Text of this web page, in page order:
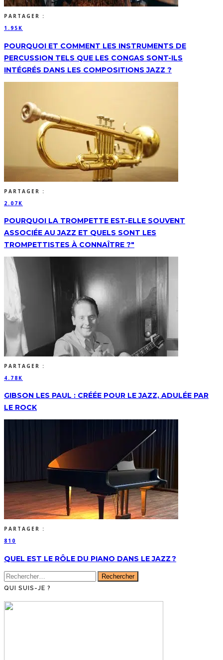
PARTAGER :
1.95K
POURQUOI ET COMMENT LES INSTRUMENTS DE
PERCUSSION TELS QUE LES CONGAS SONT-ILS
INTÉGRÉS DANS LES COMPOSITIONS JAZZ ?
PARTAGER :
2.07K
POURQUOI LA TROMPETTE EST-ELLE SOUVENT
ASSOCIÉE AU JAZZ ET QUELS SONT LES
TROMPETTISTES À CONNAÎTRE ?"
PARTAGER :
4.78K
GIBSON LES PAUL : CRÉÉE POUR LE JAZZ, ADULÉE PAR
LE ROCK
PARTAGER :
810
QUEL EST LE RÔLE DU PIANO DANS LE JAZZ ?
Rechercher :
QUI SUIS-JE ?